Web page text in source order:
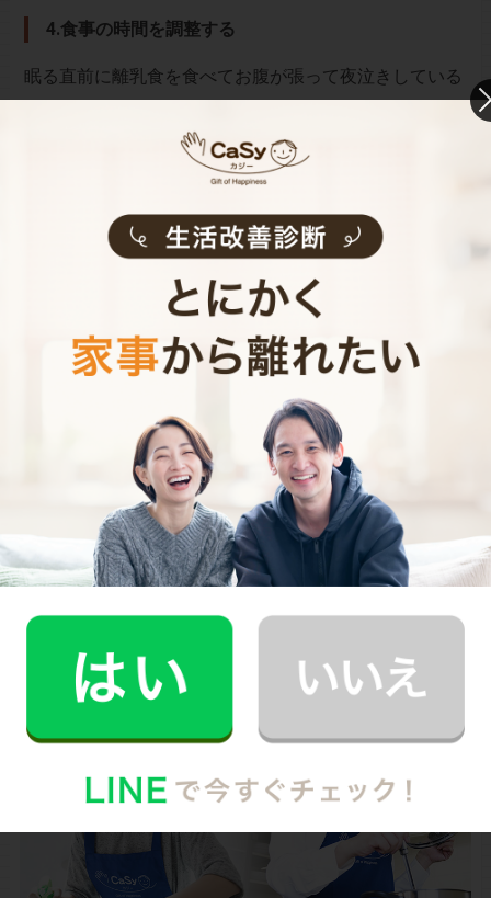
4.食事の時間を調整する
眠る直前に離乳食を食べてお腹が張って夜泣きしている
食事をすませてみてはいかがでしょうか。
大変な時期だけどいつか必ず大丈夫になる
夜泣きや癇癪が続くと、どこか異常があるんじゃないか
とか自分の育て方が悪いんじゃないかなどと、ネガティ
ブに考えてしまうかもしれませんが、まったくそんなこ
疳の虫という昔ながらの言葉があるぐらい、古くから母
親が悩んできた、ごく自然なことです。成長とともに必
ずおさまっていくので、おおらかな気持ちで見守ってあ
げてくださいね。
お財布と心が笑顔になるクラウド家事代行
CaSy（カジー）のご案内